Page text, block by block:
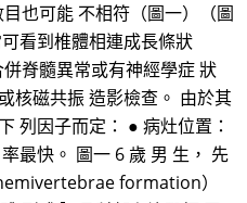
也可能 不相符（圖一）（圖
看到椎體相連成長條狀
脊髓異常或有神經學症 狀
核磁共振 造影檢查。 由於其
列因子而定： ● 病灶位置：
最快。 圖一 6 歲 男 生， 先
formation）